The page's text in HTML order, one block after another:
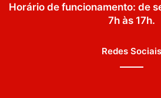
Horário de funcionamento: de
7h às 17h.
Redes Sociais